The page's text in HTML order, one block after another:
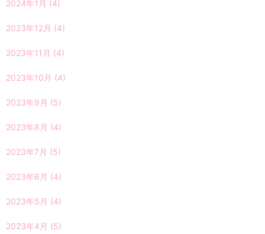
2024年1月 (4)
2023年12月 (4)
2023年11月 (4)
2023年10月 (4)
2023年9月 (5)
2023年8月 (4)
2023年7月 (5)
2023年6月 (4)
2023年5月 (4)
2023年4月 (5)